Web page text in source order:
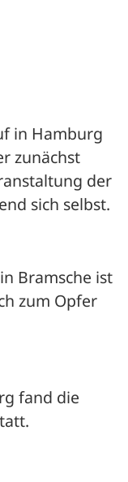
in Hamburg
zunächst
der
sich selbst.
Bramsche ist
zum Opfer
fand die